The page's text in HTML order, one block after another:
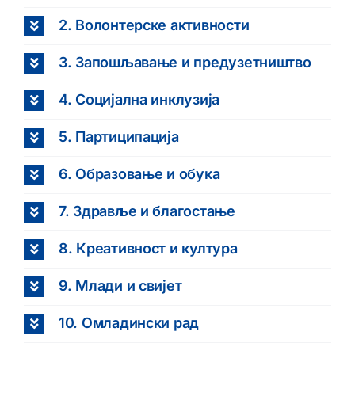
2. Волонтерске активности
3. Запошљавање и предузетништво
4. Социјална инклузија
5. Партиципација
6. Образовање и обука
7. Здравље и благостање
8. Креативност и култура
9. Млади и свијет
10. Омладински рад